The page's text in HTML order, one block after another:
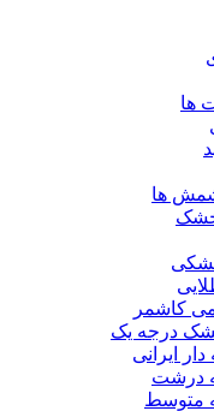
ها
ها
کاشمر
درجه یک
ایرانی
درشت
متوسط